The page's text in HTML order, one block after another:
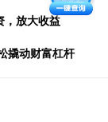
，放大收益
撬动财富杠杆